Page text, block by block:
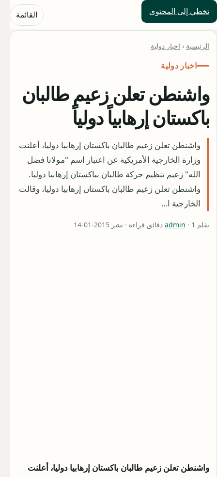
تخطي إلى المحتوى
حلول العالم القائمة
الرئيسية › اخبار دولية
اخبار دولية
واشنطن تعلن زعيم طالبان
باكستان إرهابياً دولياً
واشنطن تعلن زعيم طالبان باكستان إرهابيا دوليا، أعلنت
وزارة الخارجية الأمريكية عن اعتبار اسم "مولانا فضل
الله" زعيم تنظيم حركة طالبان بباكستان إرهابيا دوليا.
واشنطن تعلن زعيم طالبان باكستان إرهابيا دوليا، وقالت
الخارجية ا…
بقلم admin · 1 دقائق قراءة · نشر 2015-01-14
واشنطن تعلن زعيم طالبان باكستان إرهابيا دوليا، أعلنت